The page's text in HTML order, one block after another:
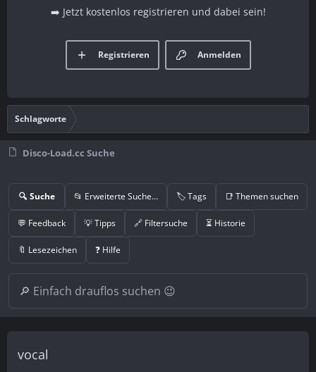
➡️ Jetzt kostenlos registrieren und dabei sein!
Anmelden
Registrieren
Schlagworte
Disco-Load.cc Suche
🔍 Suche 📂 Erweiterte Suche… 🏷️ Tags 📑 Themen suchen
💬 Feedback 💡 Tipps 🔗 Filtersuche ⏳ Historie
🔖 Lesezeichen ❓ Hilfe
vocal